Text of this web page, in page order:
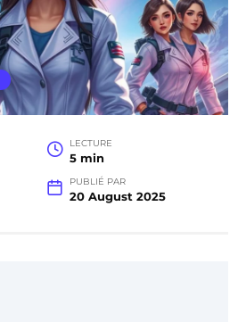
LECTURE
5 min
PUBLIÉ PAR
20 August 2025